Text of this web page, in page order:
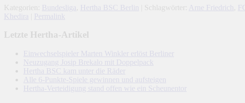
Tunnels
Kategorien:
Bundesliga Hertha BSC Berlin | Schlagwörter: Arne Friedrich
Khedira
Permalink
Letzte Hertha-Artikel
Einwechselspieler Marten Winkler erlöst Berliner
Neuzugang Josip Brekalo mit Doppelpack
Hertha BSC kam unter die Räder
Alle 6-Punkte-Spiele gewinnen und aufsteigen
Hertha-Verteidigung stand offen wie ein Scheunentor